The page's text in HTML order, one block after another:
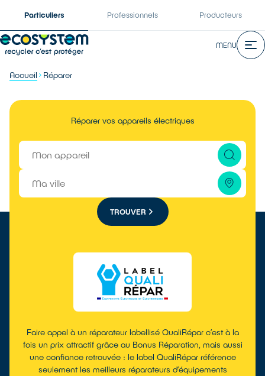
Particuliers Professionnels Producteurs
MENU
Accueil Réparer
Réparer vos appareils électriques
TROUVER
Faire appel à un réparateur labellisé QualiRépar c’est à la
fois un prix attractif grâce au Bonus Réparation, mais aussi
une confiance retrouvée : le label QualiRépar référence
seulement les meilleurs réparateurs d’équipements